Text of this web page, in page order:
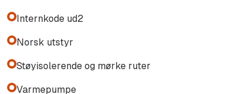
Internkode ud2
Norsk utstyr
Støyisolerende og mørke ruter
Varmepumpe